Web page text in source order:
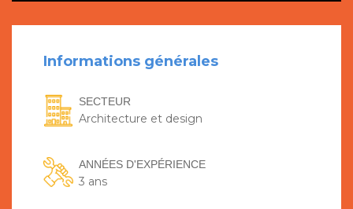
Informations générales
SECTEUR
Architecture et design
ANNÉES D'EXPÉRIENCE
3 ans